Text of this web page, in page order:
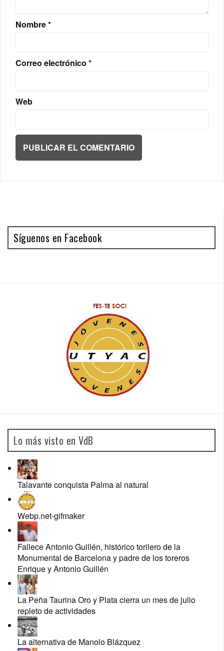
Nombre*
Correo electrónico *
Web
Síguenos en Facebook
Lo más visto en VdB
Talavante conquista Palma al natural
Webp.net-gifmaker
Fallece Antonio Guillén, histórico torilero de la
Monumental de Barcelona y padre de los toreros
Enrique y Antonio Guillén
La Peña Taurina Oro y Plata cierra un mes de julio
repleto de actividades
La alternativa de Manolo Blázquez